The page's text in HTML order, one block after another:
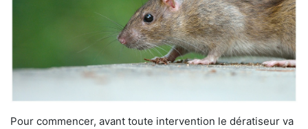
Pour commencer, avant toute intervention le dératiseur va